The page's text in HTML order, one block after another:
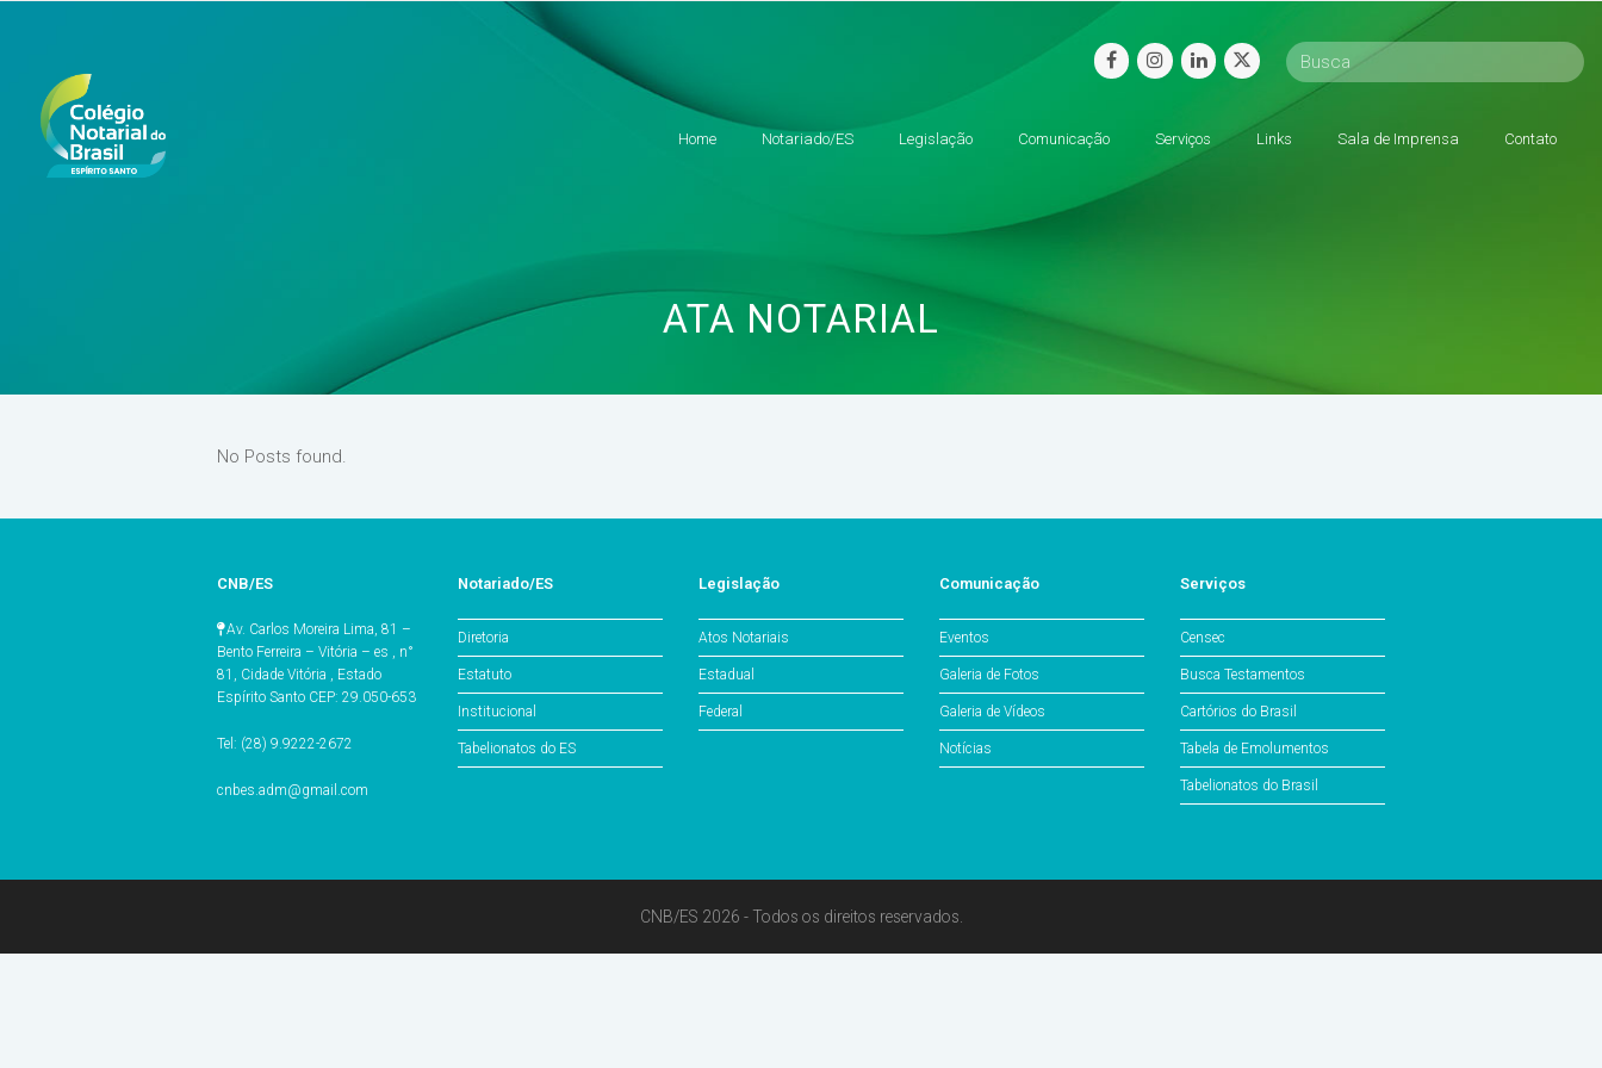
facebookinstagram
linkedintwitter
Home Notariado/ES Legislação Comunicação Serviços Links Sala de Imprensa Contato
ATA NOTARIAL
No Posts found.
CNB/ES
Av. Carlos Moreira Lima, 81 –
Bento Ferreira – Vitória – es , n°
81, Cidade Vitória , Estado
Espírito Santo CEP: 29.050-653
Tel: (28) 9.9222-2672
cnbes.adm@gmail.com
Notariado/ES
Diretoria
Estatuto
Institucional
Tabelionatos do ES
Legislação
Atos Notariais
Estadual
Federal
Comunicação
Eventos
Galeria de Fotos
Galeria de Vídeos
Notícias
Serviços
Censec
Busca Testamentos
Cartórios do Brasil
Tabela de Emolumentos
Tabelionatos do Brasil
CNB/ES 2026 - Todos os direitos reservados.